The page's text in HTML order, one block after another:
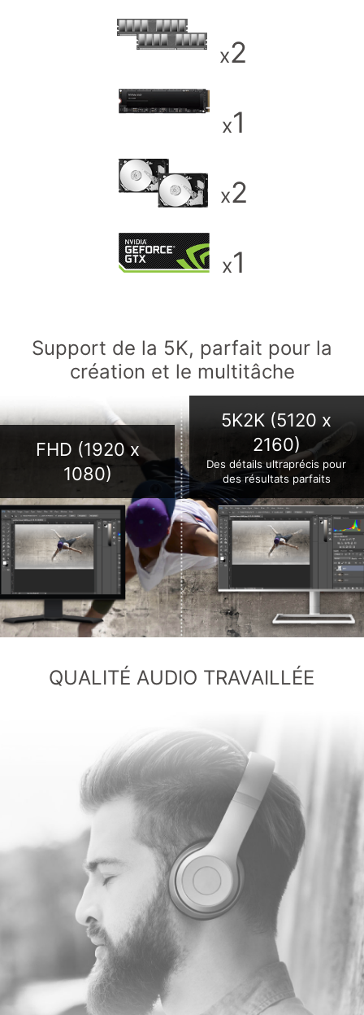
x2
x1
x2
x1
Support de la 5K, parfait pour la
création et le multitâche
FHD (1920 x
1080)
5K2K (5120 x
2160)
Des détails ultraprécis pour
des résultats parfaits
QUALITÉ AUDIO TRAVAILLÉE